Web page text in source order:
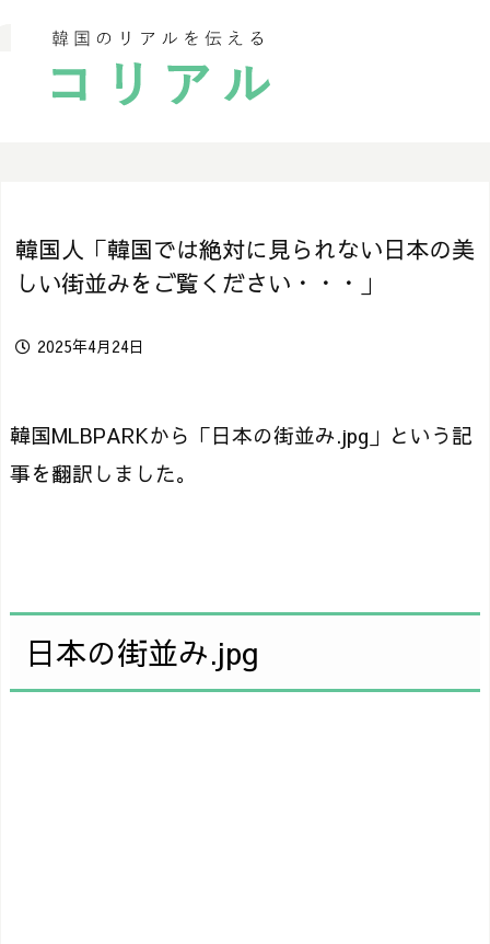
韓国人「韓国では絶対に見られない日本の美
しい街並みをご覧ください・・・」
2025年4月24日
韓国MLBPARKから「日本の街並み.jpg」という記
事を翻訳しました。
日本の街並み.jpg